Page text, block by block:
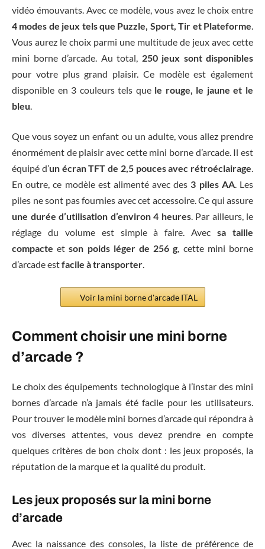
vidéo émouvants. Avec ce modèle, vous avez le choix entre
4 modes de jeux tels que Puzzle, Sport, Tir et Plateforme.
Vous aurez le choix parmi une multitude de jeux avec cette
mini borne d’arcade. Au total, 250 jeux sont disponibles
pour votre plus grand plaisir. Ce modèle est également
disponible en 3 couleurs tels que le rouge, le jaune et le
bleu.
Que vous soyez un enfant ou un adulte, vous allez prendre
énormément de plaisir avec cette mini borne d’arcade. Il est
équipé d’un écran TFT de 2,5 pouces avec rétroéclairage.
En outre, ce modèle est alimenté avec des 3 piles AA. Les
piles ne sont pas fournies avec cet accessoire. Ce qui assure
une durée d’utilisation d’environ 4 heures. Par ailleurs, le
réglage du volume est simple à faire. Avecsa taille
compacte et son poids léger de 256 g, cette mini borne
d’arcade estfacile à transporter.
Voir la mini borne d'arcade ITAL
Comment choisir une mini borne
d’arcade ?
Le choix des équipements technologique à l’instar des mini
bornes d’arcade n’a jamais été facile pour les utilisateurs.
Pour trouver le modèle mini bornes d’arcade qui répondra à
vos diverses attentes, vous devez prendre en compte
quelques critères de bon choix dont : les jeux proposés, la
réputation de la marque et la qualité du produit.
Les jeux proposés sur la mini borne
d’arcade
Avec la naissance des consoles, la liste de préférence de